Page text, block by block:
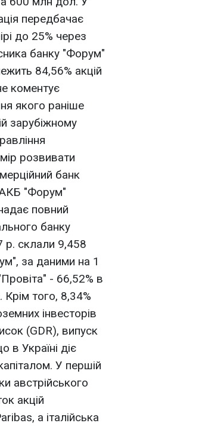
передбачає
до 25% через
банку "Форум"
84,56% акцій
коментує
якого раніше
зарубіжному
розвивати
банк
АКБ "Форум"
повний
банку
р. склали 9,458
за даними на 1
- 66,52% в
того, 8,34%
інвесторів
(GDR), випуск
в Україні діє
У першій
австрійського
акцій
а італійська